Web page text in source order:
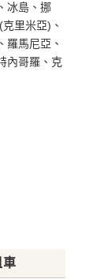
冰島、挪
里米亞)、
羅馬尼亞、
內哥羅、克